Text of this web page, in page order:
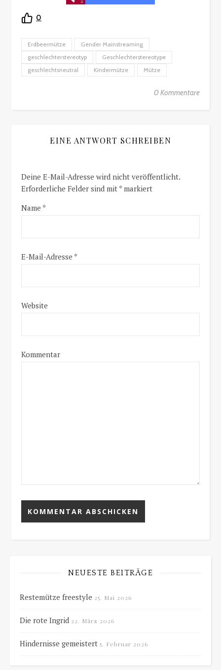
0
Erdbeermütze
Gender Mainstreaming
geschlechterstereotyp
Geschlechterstereotype
geschlechtsneutral
Kindermütze Mütze
0 Kommentare
EINE ANTWORT SCHREIBEN
Deine E-Mail-Adresse wird nicht veröffentlicht.
Erforderliche Felder sind mit * markiert
Name *
E-Mail-Adresse *
Website
Kommentar
NEUESTE BEITRÄGE
Restemütze freestyle 25. Mai 2026
Die rote Ingrid 22. März 2026
Hindernisse gemeistert 5. Februar 2026